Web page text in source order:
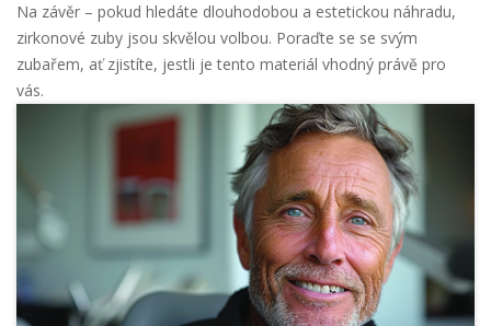
Na závěr – pokud hledáte dlouhodobou a estetickou náhradu,
zirkonové zuby jsou skvělou volbou. Poraďte se se svým
zubařem, ať zjistíte, jestli je tento materiál vhodný právě pro
vás.